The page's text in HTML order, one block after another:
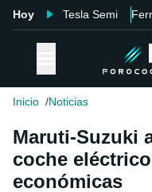
Hoy Tesla Semi
Inicio Noticias
Maruti-Suzuki
coche
económicas